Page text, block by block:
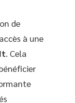
de
à une
. Cela